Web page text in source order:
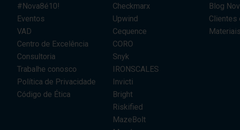
#Nova8é10!
Eventos
VAD
Centro de Excelência
Consultoria
Trabalhe conosco
Política de Privacidade
Código de Ética
Checkmarx
Upwind
Cequence
CORO
Snyk
IRONSCALES
Invicti
Bright
Riskified
MazeBolt
Blog
Clientes
Materiais